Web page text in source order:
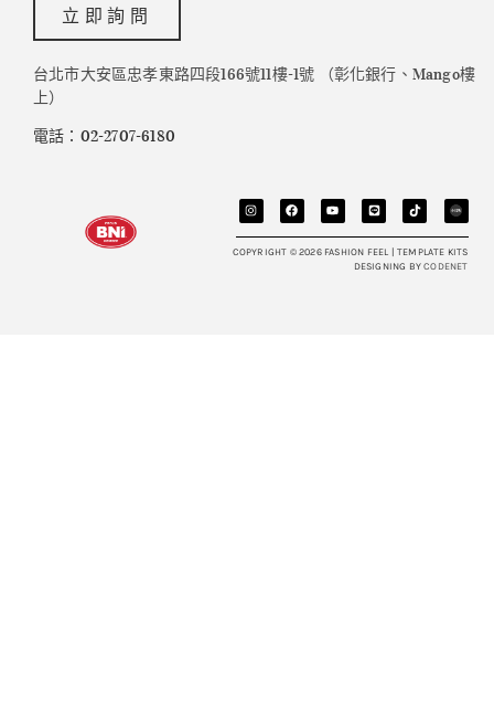
立即詢問
台北市大安區忠孝東路四段166號11樓-1號 （彰化銀行、Mango樓
上）
電話：02-2707-6180
COPYRIGHT © 2026 FASHION FEEL | TEMPLATE KITS
DESIGNING BYCODENET​